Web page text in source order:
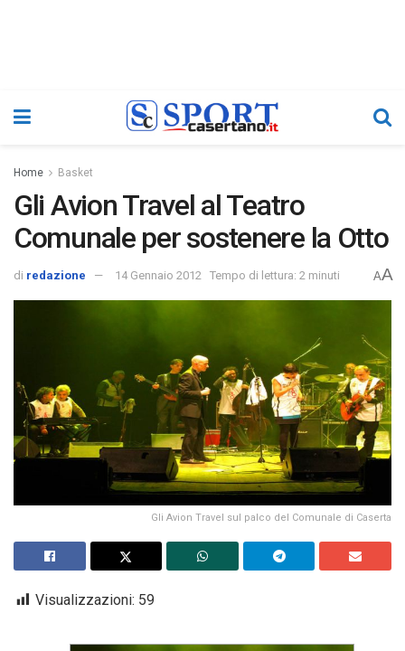
Home Basket
Gli Avion Travel al Teatro
Comunale per sostenere la Otto
di redazione 14 Gennaio 2012 Tempo di lettura: 2 minuti AA
Gli Avion Travel sul palco del Comunale di Caserta
Visualizzazioni: 59